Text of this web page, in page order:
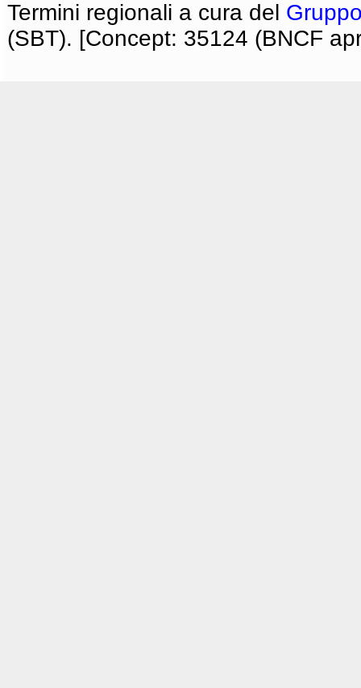
Termini regionali a cura del
(SBT). [Concept: 35124 (BNCF